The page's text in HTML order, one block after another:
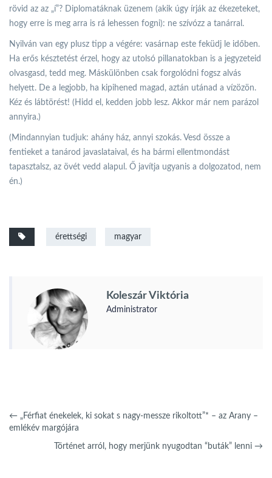
rövid az az „í”? Diplomatáknak üzenem (akik úgy írják az ékezeteket,
hogy erre is meg arra is rá lehessen fogni): ne szívózz a tanárral.
Nyilván van egy plusz tipp a végére: vasárnap este feküdj le időben.
Ha erős késztetést érzel, hogy az utolsó pillanatokban is a jegyzeteid
olvasgasd, tedd meg. Máskülönben csak forgolódni fogsz alvás
helyett. De a legjobb, ha kipihened magad, aztán utánad a vízözön.
Kéz és lábtörést! (Hidd el, kedden jobb lesz. Akkor már nem parázol
annyira.)
(Mindannyian tudjuk: ahány ház, annyi szokás. Vesd össze a
fentieket a tanárod javaslataival, és ha bármi ellentmondást
tapasztalsz, az övét vedd alapul. Ő javítja ugyanis a dolgozatod, nem
én.)
érettségi magyar
Koleszár Viktória
Administrator
← „Férfiat énekelek, ki sokat s nagy-messze rikoltott”* – az Arany –
emlékév margójára
Történet arról, hogy merjünk nyugodtan “buták” lenni →